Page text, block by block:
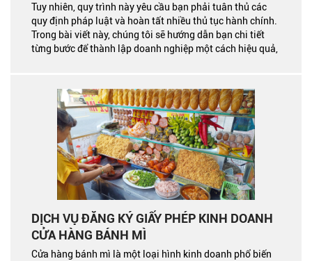
Tuy nhiên, quy trình này yêu cầu bạn phải tuân thủ các
quy định pháp luật và hoàn tất nhiều thủ tục hành chính.
Trong bài viết này, chúng tôi sẽ hướng dẫn bạn chi tiết
từng bước để thành lập doanh nghiệp một cách hiệu quả,
DỊCH VỤ ĐĂNG KÝ GIẤY PHÉP KINH DOANH
CỬA HÀNG BÁNH MÌ
Cửa hàng bánh mì là một loại hình kinh doanh phổ biến